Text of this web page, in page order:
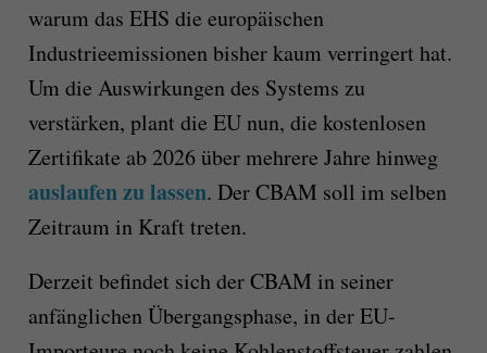
warum das EHS die europäischen
Industrieemissionen bisher kaum verringert hat.
Um die Auswirkungen des Systems zu
verstärken, plant die EU nun, die kostenlosen
Zertifikate ab 2026 über mehrere Jahre hinweg
auslaufen zu lassen. Der CBAM soll im selben
Zeitraum in Kraft treten.
Derzeit befindet sich der CBAM in seiner
anfänglichen Übergangsphase, in der EU-